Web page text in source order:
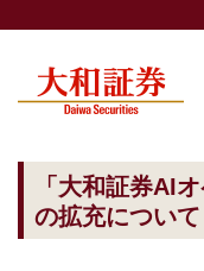
「大和証券AI
の拡充について